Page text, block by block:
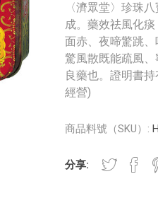
〈濟眾堂〉珍珠
成。藥效祛風化
面赤、夜啼驚跳
驚風散既能疏風
良藥也。證明書
經營)
商品料號（SKU）:
分享: